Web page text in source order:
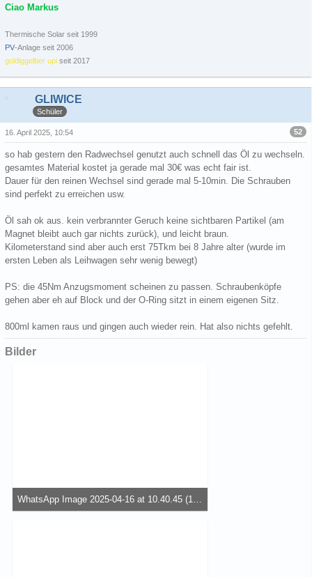
Ciao Markus
Thermische Solar seit 1999
PV-Anlage seit 2006
goldiggelber upi seit 2017
GLIWICE
Schüler
52
16. April 2025, 10:54
so hab gestern den Radwechsel genutzt auch schnell das Öl zu wechseln.
gesamtes Material kostet ja gerade mal 30€ was echt fair ist.
Dauer für den reinen Wechsel sind gerade mal 5-10min. Die Schrauben
sind perfekt zu erreichen usw.
Öl sah ok aus. kein verbrannter Geruch keine sichtbaren Partikel (am
Magnet bleibt auch gar nichts zurück), und leicht braun.
Kilometerstand sind aber auch erst 75Tkm bei 8 Jahre alter (wurde im
ersten Leben als Leihwagen sehr wenig bewegt)
PS: die 45Nm Anzugsmoment scheinen zu passen. Schraubenköpfe
gehen aber eh auf Block und der O-Ring sitzt in einem eigenen Sitz.
800ml kamen raus und gingen auch wieder rein. Hat also nichts gefehlt.
Bilder
WhatsApp Image 2025-04-16 at 10.40.45 (1).jpeg
80,31 kB, 337×600, 29 mal angesehen